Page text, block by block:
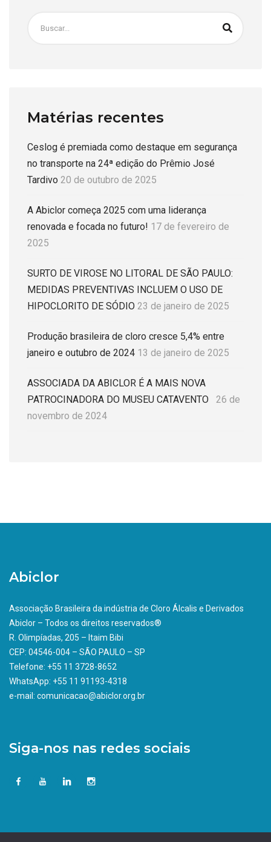
Matérias recentes
Ceslog é premiada como destaque em segurança
no transporte na 24ª edição do Prêmio José
Tardivo 20 de outubro de 2025
A Abiclor começa 2025 com uma liderança
renovada e focada no futuro! 17 de fevereiro de
2025
SURTO DE VIROSE NO LITORAL DE SÃO PAULO:
MEDIDAS PREVENTIVAS INCLUEM O USO DE
HIPOCLORITO DE SÓDIO 23 de janeiro de 2025
Produção brasileira de cloro cresce 5,4% entre
janeiro e outubro de 2024 13 de janeiro de 2025
ASSOCIADA DA ABICLOR É A MAIS NOVA
PATROCINADORA DO MUSEU CATAVENTO
26 de
novembro de 2024
Abiclor
Associação Brasileira da indústria de Cloro Álcalis e Derivados
Abiclor – Todos os direitos reservados®
R. Olimpíadas, 205 – Itaim Bibi
CEP: 04546-004 – SÃO PAULO – SP
Telefone: +55 11 3728-8652
WhatsApp: +55 11 91193-4318
e-mail: comunicacao@abiclor.org.br
Siga-nos nas redes sociais